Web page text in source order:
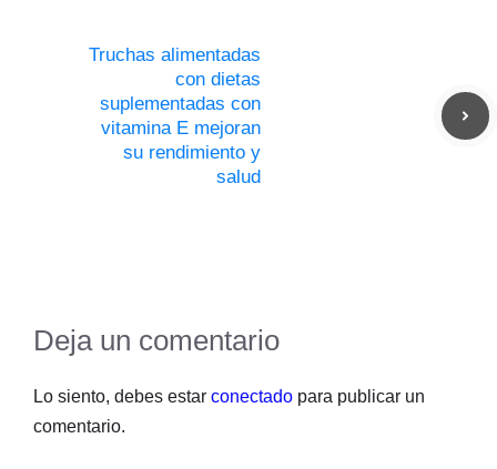
Truchas alimentadas
con dietas
suplementadas con
vitamina E mejoran
su rendimiento y
salud
Deja un comentario
Lo siento, debes estar conectado para publicar un
comentario.